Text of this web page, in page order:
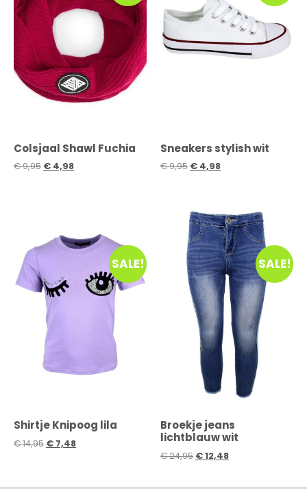
Colsjaal Shawl Fuchia
€9,95 € 4,98
Sneakers stylish wit
€9,95 € 4,98
SALE!
Shirtje Knipoog lila
€14,95 € 7,48
SALE!
Broekje jeans
lichtblauw wit
€24,95 €12,48